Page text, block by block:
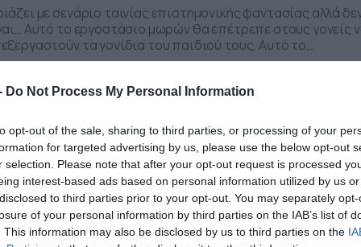
Do Not Process My Personal Information
opt-out of the sale, sharing to third parties, or processing of your
for targeted advertising by us, please use the below opt-out
selection. Please note that after your opt-out request is processed
interest-based ads based on personal information utilized by us
to third parties prior to your opt-out. You may separately
of your personal information by third parties on the IAB’s list of
This information may also be disclosed by us to third parties on the
με σενάριο ταινίας επιστημονικής φαντασίας αλλά
Αυτό το εργοστάσιο μωρών θα επέτρεπε στους γονείς
τα γονίδια του παιδιού τους. Αυτό το
εργοστάσιο μήτρας είναι το πνευματικό τέκνο
και εμφανίζεται στη μικρού μήκους ταινία του
2022 22:09
«θάβει» σκιέρ!
η στιγμή της